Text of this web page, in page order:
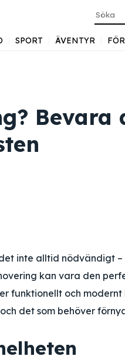
SPORT ÄVENTYR
inte alltid nödvändigt
kan vara den
funktionellt och
det som behöver